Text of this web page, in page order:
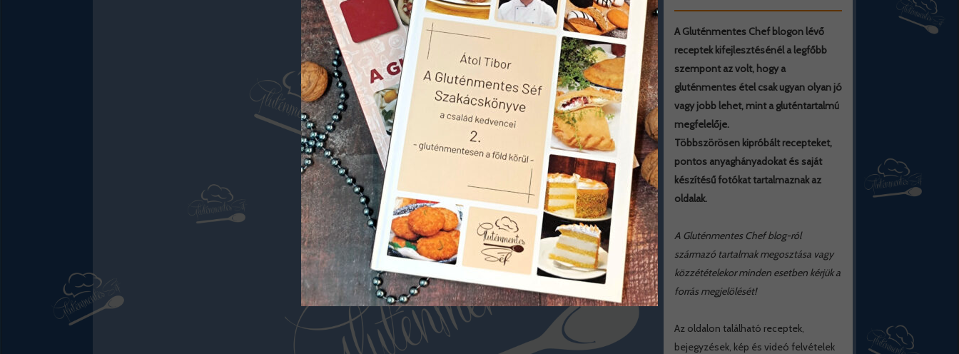
A Gluténmentes Chef blogon lévő
receptek kifejlesztésénél a legfőbb
szempont az volt, hogy a
gluténmentes étel csak ugyan olyan jó
vagy jobb lehet, mint a gluténtartalmú
megfelelője.
Többszörösen kipróbált recepteket,
pontos anyaghányadokat és saját
készítésű fotókat tartalmaznak az
oldalak.
A Gluténmentes Chef blog-ról
származó tartalmak megosztása vagy
közzétételekor minden esetben kérjük a
forrás megjelölését!
Az oldalon található receptek,
bejegyzések, kép és videó felvételek